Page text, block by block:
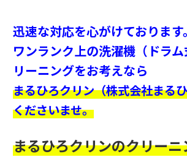
迅速な対応を心がけております。
ワンランク上の洗濯機（ドラ
リーニングをお考えなら
まるひろクリン（株式会社まる
くださいませ。
まるひろクリンのクリー